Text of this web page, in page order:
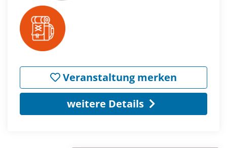
Veranstaltung merken
weitere Details